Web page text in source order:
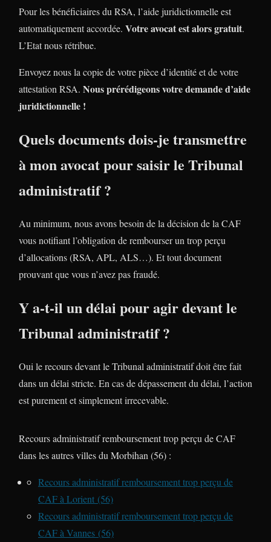
Pour les bénéficiaires du RSA, l’aide juridictionnelle est
automatiquement accordée. Votre avocat est alors gratuit.
L’Etat nous rétribue.
Envoyez nous la copie de votre pièce d’identité et de votre
attestation RSA. Nous prérédigeons votre demande d’aide
juridictionnelle !
Quels documents dois-je transmettre
à mon avocat pour saisir le Tribunal
administratif ?
Au minimum, nous avons besoin de la décision de la CAF
vous notifiant l’obligation de rembourser un trop perçu
d’allocations (RSA, APL, ALS…). Et tout document
prouvant que vous n’avez pas fraudé.
Y a-t-il un délai pour agir devant le
Tribunal administratif ?
Oui le recours devant le Tribunal administratif doit être fait
dans un délai stricte. En cas de dépassement du délai, l’action
est purement et simplement irrecevable.
Recours administratif remboursement trop perçu de CAF
dans les autres villes du Morbihan (56) :
Recours administratif remboursement trop perçu de
CAF à Lorient (56)
Recours administratif remboursement trop perçu de
CAF à Vannes (56)